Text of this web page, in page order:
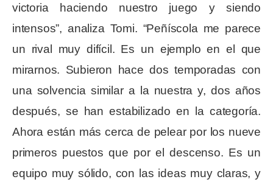
victoria haciendo nuestro juego y siendo
intensos”, analiza Tomi. “Peñíscola me parece
un rival muy difícil. Es un ejemplo en el que
mirarnos. Subieron hace dos temporadas con
una solvencia similar a la nuestra y, dos años
después, se han estabilizado en la categoría.
Ahora están más cerca de pelear por los nueve
primeros puestos que por el descenso. Es un
equipo muy sólido, con las ideas muy claras, y